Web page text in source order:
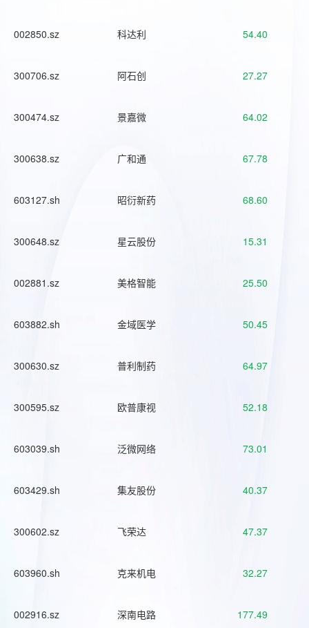
002850.sz 科达利 54.40
300706.sz 阿石创 27.27
300474.sz 景嘉微 64.02
300638.sz 广和通 67.78
603127.sh 昭衍新药 68.60
300648.sz 星云股份 15.31
002881.sz 美格智能 25.50
603882.sh 金域医学 50.45
300630.sz 普利制药 64.97
300595.sz 欧普康视 52.18
603039.sh 泛微网络 73.01
603429.sh 集友股份 40.37
300602.sz 飞荣达 47.37
603960.sh 克来机电 32.27
002916.sz 深南电路 177.49